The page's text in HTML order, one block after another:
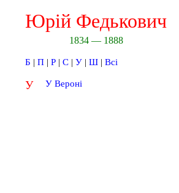
Юрій Федькович
1834 — 1888
Б | П | Р | С | У | Ш | Всі
У У Вероні